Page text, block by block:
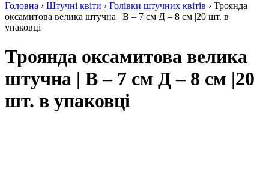
Головна › Штучні квіти › Голівки штучних квітів › Троянда
оксамитова велика штучна | В – 7 см Д – 8 см |20 шт. в
упаковці
Троянда оксамитова велика
штучна | В – 7 см Д – 8 см |20
шт. в упаковці